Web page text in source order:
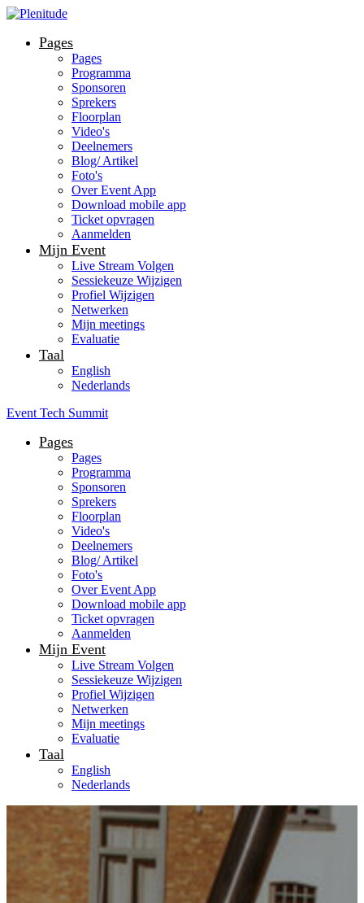
Pages
Pages
Programma
Sponsoren
Sprekers
Floorplan
Video's
Deelnemers
Blog/ Artikel
Foto's
Over Event App
Download mobile app
Ticket opvragen
Aanmelden
Mijn Event
Live Stream Volgen
Sessiekeuze Wijzigen
Profiel Wijzigen
Netwerken
Mijn meetings
Evaluatie
Taal
English
Nederlands
Event Tech Summit
Pages
Pages
Programma
Sponsoren
Sprekers
Floorplan
Video's
Deelnemers
Blog/ Artikel
Foto's
Over Event App
Download mobile app
Ticket opvragen
Aanmelden
Mijn Event
Live Stream Volgen
Sessiekeuze Wijzigen
Profiel Wijzigen
Netwerken
Mijn meetings
Evaluatie
Taal
English
Nederlands